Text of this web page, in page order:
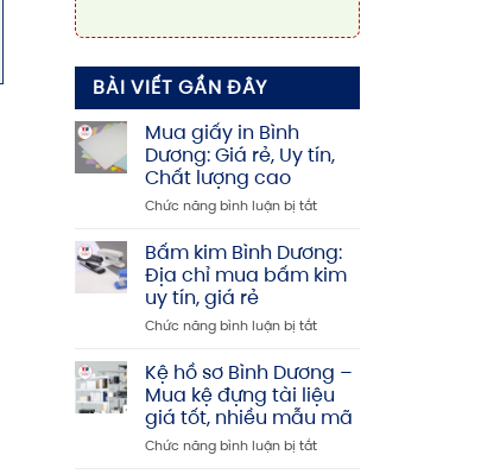
BÀI VIẾT GẦN ĐÂY
Mua giấy in Bình
Dương: Giá rẻ, Uy tín,
Chất lượng cao
Chức năng bình luận bị tắtở
in
Bình
Giá
Uy
tín,
Chất
lượng
cao
Bấm kim Bình Dương:
Địa chỉ mua bấm kim
uy tín, giá rẻ
Chức năng bình luận bị tắtở
Bình
Dương:
Địa
chỉ
Kệ hồ sơ Bình Dương –
Mua kệ đựng tài liệu
giá tốt, nhiều mẫu mã
Chức năng bình luận bị tắtở